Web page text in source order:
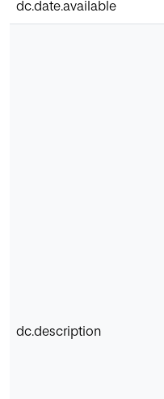
dc.date.available
dc.description